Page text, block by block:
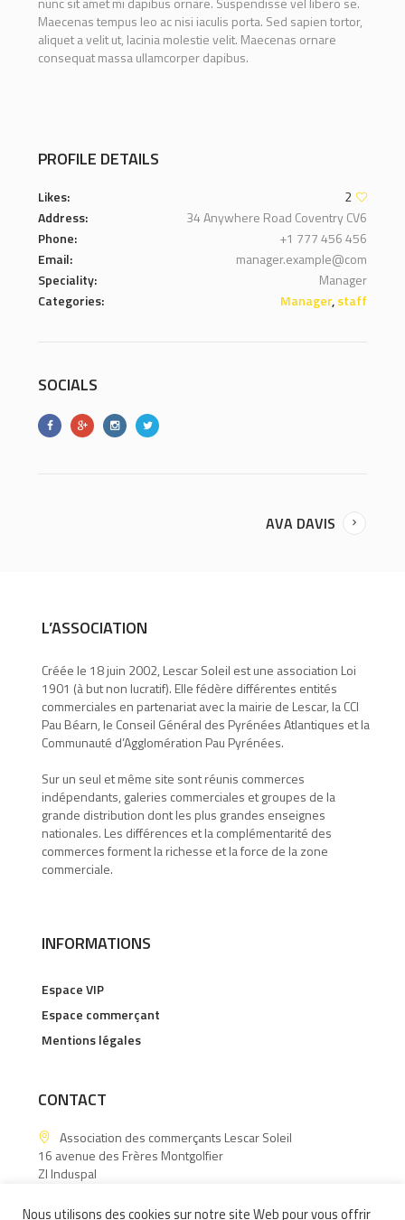
Maecenas tempus leo ac nisi iaculis porta. Sed sapien tortor,
aliquet a velit ut, lacinia molestie velit. Maecenas ornare
consequat massa ullamcorper dapibus.
PROFILE DETAILS
Likes:
2
Address:
34 Anywhere Road Coventry CV6
Phone:
+1 777 456 456
Email:
manager.example@com
Speciality:
Manager
Categories:
Manager,staff
SOCIALS
AVA DAVIS
L’ASSOCIATION
Créée le 18 juin 2002, Lescar Soleil est une association Loi
1901 (à but non lucratif). Elle fédère différentes entités
commerciales en partenariat avec la mairie de Lescar, la CCI
Pau Béarn, le Conseil Général des Pyrénées Atlantiques et la
Communauté d’Agglomération Pau Pyrénées.
Sur un seul et même site sont réunis commerces
indépendants, galeries commerciales et groupes de la
grande distribution dont les plus grandes enseignes
nationales. Les différences et la complémentarité des
commerces forment la richesse et la force de la zone
commerciale.
INFORMATIONS
Espace VIP
Espace commerçant
Mentions légales
CONTACT
Association des commerçants Lescar Soleil
16 avenue des Frères Montgolfier
ZI Induspal
Nous utilisons des cookies sur notre site Web pour vous offrir